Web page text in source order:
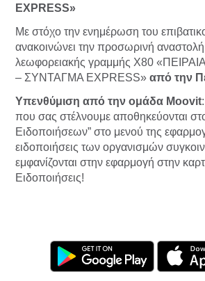
EXPRESS»
Με στόχο την ενημέρωση του
ανακοινώνει την προσωρινή αναστολή
λεωφορειακής γραμμής Χ80
– ΣΥΝΤΑΓΜΑ EXPRESS» από την
Υπενθύμιση από την ομάδα Moovit
που σας στέλνουμε αποθηκεύονται
Ειδοποιήσεων” στο μενού της
ειδοποιήσεις των οργανισμών
εμφανίζονται στην εφαρμογή στην
Ειδοποιήσεις!